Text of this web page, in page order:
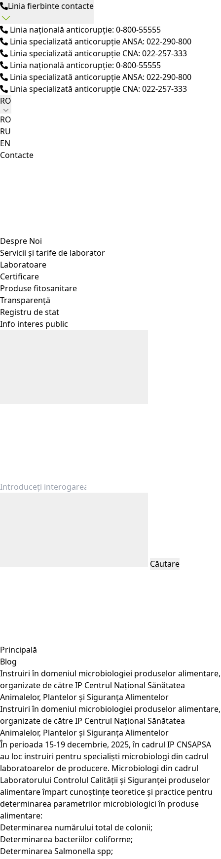
Linia fierbinte contacte
Linia națională anticorupție: 0-800-55555
Linia specializată anticorupție ANSA: 022-290-800
Linia specializată anticorupție CNA: 022-257-333
Linia națională anticorupție: 0-800-55555
Linia specializată anticorupție ANSA: 022-290-800
Linia specializată anticorupție CNA: 022-257-333
RO
RO
RU
EN
Contacte
Despre Noi
Servicii și tarife de laborator
Laboratoare
Certificare
Produse fitosanitare
Transparență
Registru de stat
Info interes public
Căutare
Principală
Blog
Instruiri în domeniul microbiologiei produselor alimentare,
organizate de către IP Centrul Național Sănătatea
Animalelor, Plantelor și Siguranța Alimentelor
Instruiri în domeniul microbiologiei produselor alimentare,
organizate de către IP Centrul Național Sănătatea
Animalelor, Plantelor și Siguranța Alimentelor
În perioada 15-19 decembrie, 2025, în cadrul IP CNSAPSA
au loc instruiri pentru specialiști microbiologi din cadrul
laboratoarelor de producere. Microbiologi din cadrul
Laboratorului Controlul Calității și Siguranței produselor
alimentare împart cunoștințe teoretice și practice pentru
determinarea parametrilor microbiologici în produse
alimentare:
Determinarea numărului total de colonii;
Determinarea bacteriilor coliforme;
Determinarea Salmonella spp;